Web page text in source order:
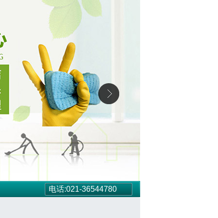
电话:021-36544780